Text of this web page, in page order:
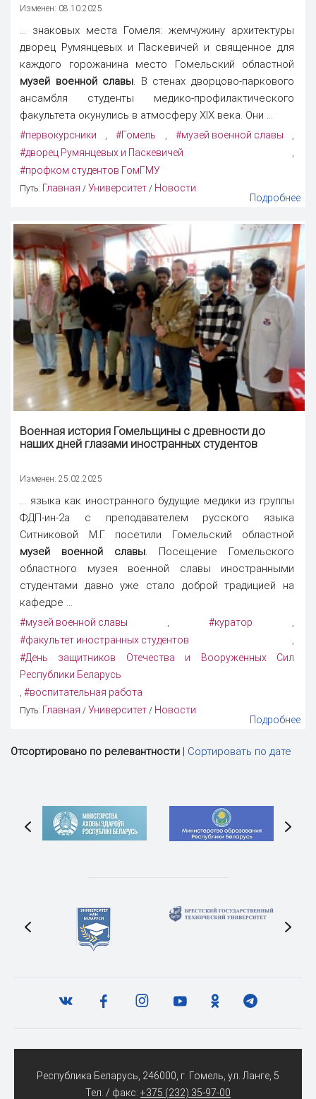
Изменен: 08.10.2025
... знаковых места Гомеля: жемчужину архитектуры
дворец Румянцевых и Паскевичей и священное для
каждого горожанина место Гомельский областной
музей военной славы. В стенах дворцово-паркового
ансамбля студенты медико-профилактического
факультета окунулись в атмосферу XIX века. Они ...
#первокурсники ,#Гомель , #музей военной славы ,
#дворец Румянцевых и Паскевичей ,
#профком студентов ГомГМУ
Путь: Главная / Университет / Новости
Подробнее
Военная история Гомельщины с древности до
наших дней глазами иностранных студентов
Изменен: 25.02.2025
... языка как иностранного будущие медики из группы
ФДП-ин-2а с преподавателем русского языка
Ситниковой М.Г. посетили Гомельский областной
музей военной славы. Посещение Гомельского
областного музея военной славы иностранными
студентами давно уже стало доброй традицией на
кафедре ...
#музей военной славы #куратор
#факультет иностранных студентов
#День защитников Отечества и Вооруженных Сил
Республики Беларусь
#воспитательная работа
Путь: Главная / Университет / Новости
Подробнее
Отсортировано по релевантности | Сортировать по дате
Республика Беларусь, 246000, г. Гомель, ул. Ланге, 5
Тел. / факс: +375 (232) 35-97-00